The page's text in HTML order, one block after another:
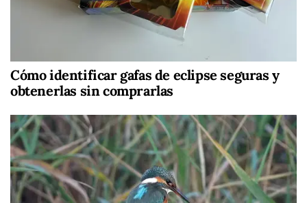
Cómo identificar gafas de eclipse seguras y
obtenerlas sin comprarlas